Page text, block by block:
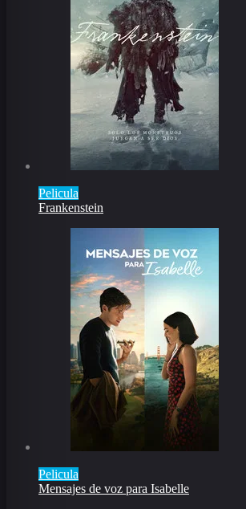
Pelicula
Frankenstein
Pelicula
Mensajes de voz para Isabelle